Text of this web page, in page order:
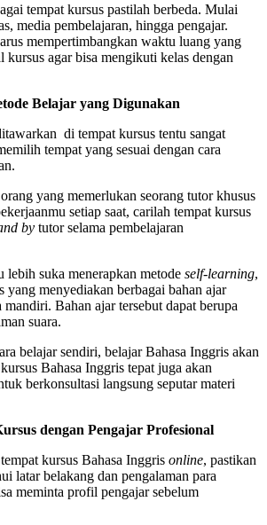
tempat kursus pastilah berbeda. Mulai
media pembelajaran, hingga pengajar.
mempertimbangkan waktu luang yang
agar bisa mengikuti kelas dengan
Belajar yang Digunakan
di tempat kursus tentu sangat
tempat yang sesuai dengan cara
yang memerlukan seorang tutor khusus
setiap saat, carilah tempat kursus
by tutor selama pembelajaran
lebih suka menerapkan metode self-learning,
yang menyediakan berbagai bahan ajar
Bahan ajar tersebut dapat berupa
suara.
belajar sendiri, belajar Bahasa Inggris akan
Bahasa Inggris tepat juga akan
berkonsultasi langsung seputar materi
dengan Pengajar Profesional
kursus Bahasa Inggris online, pastikan
latar belakang dan pengalaman para
meminta profil pengajar sebelum